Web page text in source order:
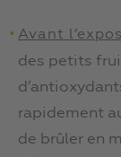
Avant
des petits
rapidement
de brûler en